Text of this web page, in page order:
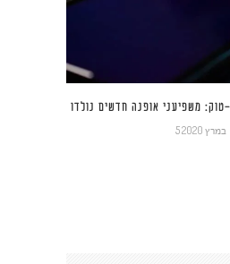
משפיעני אופנה חדשים נולדו
5 במרץ 2020